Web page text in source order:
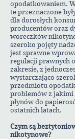
opodatkowaniem.
te przeznaczone
dla dorosłych
producentów oraz
woreczków
szeroko pojęty
jest sprawne
regulacji prawnych
zakresie, z
wystarczająco
przedmiotu
problemów z jakimi
płynów do
ostatnich latach.
Czym są
nikotynowe?